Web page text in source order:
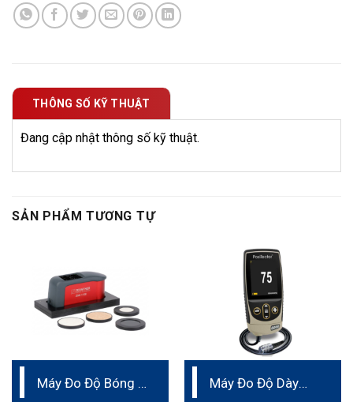
THÔNG SỐ KỸ THUẬT
Đang cập nhật thông số kỹ thuật.
SẢN PHẨM TƯƠNG TỰ
Máy Đo Độ Bóng 3
Máy Đo Độ Dày